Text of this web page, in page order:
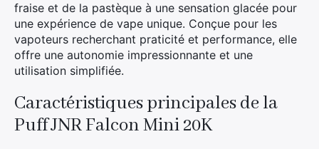
fraise et de la pastèque à une sensation glacée pour
une expérience de vape unique. Conçue pour les
vapoteurs recherchant praticité et performance, elle
offre une autonomie impressionnante et une
utilisation simplifiée.
Caractéristiques principales de la
Puff JNR Falcon Mini 20K